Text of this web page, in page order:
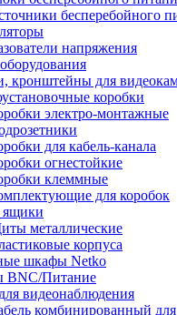
бесперебойного
напряжения
кронштейны для
коробки
электро-монтажные
для кабель-канала
огнестойкие
клеммные
для коробок
металлические
корпуса
шкафы Netko
BNC/Питание
видеонаблюдения
комбинированный для